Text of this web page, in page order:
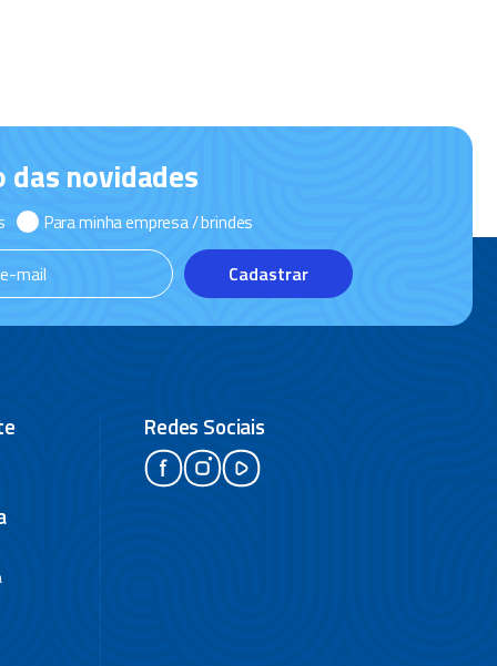
novidades
Para minha empresa / brindes
Cadastrar
Redes Sociais